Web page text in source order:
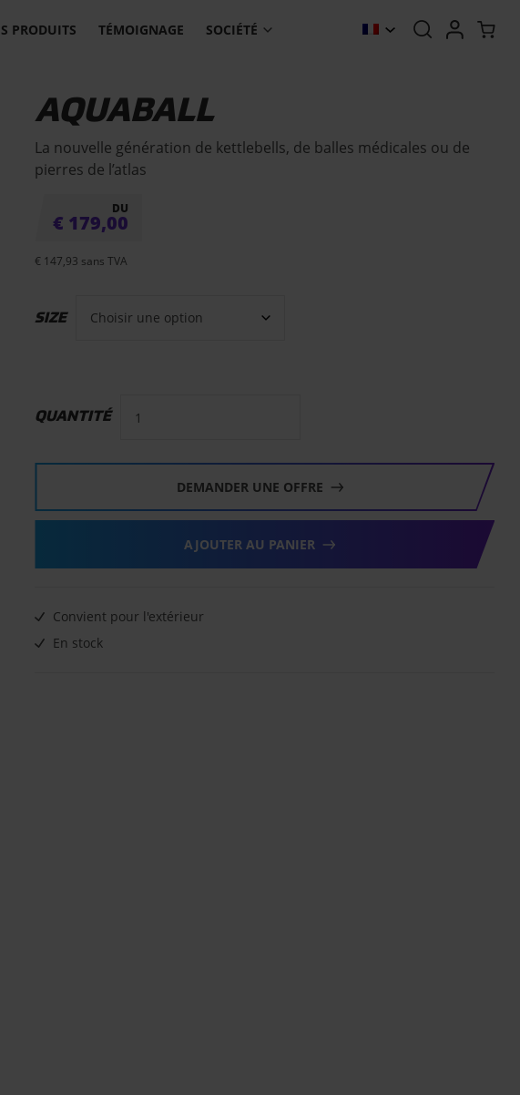
PRODUITS TÉMOIGNAGE SOCIÉTÉ
AQUABALL
La nouvelle génération de kettlebells, de balles médicales ou de
pierres de l’atlas
DU
€ 179,00
€ 147,93 sans TVA
SIZE
QUANTITÉ
DEMANDER UNE OFFRE
AJOUTER AU PANIER
Convient pour l'extérieur
En stock